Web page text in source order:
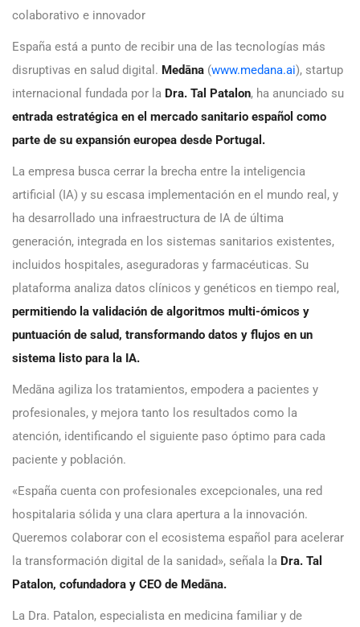
colaborativo e innovador
España está a punto de recibir una de las tecnologías más
disruptivas en salud digital. Medāna (www.medana.ai), startup
internacional fundada por la Dra. Tal Patalon, ha anunciado su
entrada estratégica en el mercado sanitario español como
parte de su expansión europea desde Portugal.
La empresa busca cerrar la brecha entre la inteligencia
artificial (IA) y su escasa implementación en el mundo real, y
ha desarrollado una infraestructura de IA de última
generación, integrada en los sistemas sanitarios existentes,
incluidos hospitales, aseguradoras y farmacéuticas. Su
plataforma analiza datos clínicos y genéticos en tiempo real,
permitiendo la validación de algoritmos multi-ómicos y
puntuación de salud, transformando datos y flujos en un
sistema listo para la IA.
Medāna agiliza los tratamientos, empodera a pacientes y
profesionales, y mejora tanto los resultados como la
atención, identificando el siguiente paso óptimo para cada
paciente y población.
«España cuenta con profesionales excepcionales, una red
hospitalaria sólida y una clara apertura a la innovación.
Queremos colaborar con el ecosistema español para acelerar
la transformación digital de la sanidad», señala la Dra. Tal
Patalon, cofundadora y CEO de Medāna.
La Dra. Patalon, especialista en medicina familiar y de